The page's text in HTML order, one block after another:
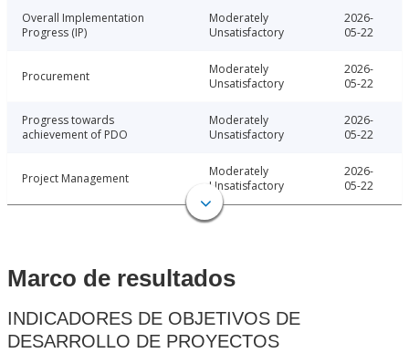
Overall Implementation
Progress (IP)
Moderately
Unsatisfactory
2026-
05-22
Procurement
Moderately
Unsatisfactory
2026-
05-22
Progress towards
achievement of PDO
Moderately
Unsatisfactory
2026-
05-22
Project Management
Moderately
Unsatisfactory
2026-
05-22
Marco de resultados
INDICADORES DE OBJETIVOS DE
DESARROLLO DE PROYECTOS